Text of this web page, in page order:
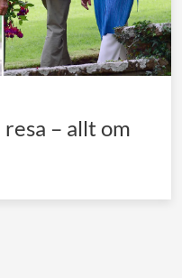
– allt om